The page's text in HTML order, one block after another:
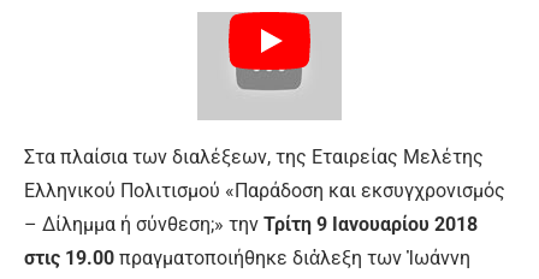
Στα πλαίσια των διαλέξεων, της Εταιρείας Μελέτης
Ελληνικού Πολιτισμού «Παράδοση και εκσυγχρονισμός
– Δίλημμα ή σύνθεση;» την Τρίτη 9 Ιανουαρίου 2018
στις 19.00 πραγματοποιήθηκε διἀλεξη των Ἰωάννη